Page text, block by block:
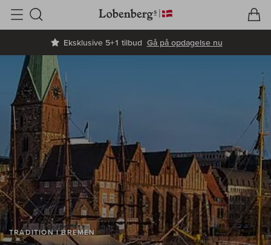
Eksklusive 5+1 tilbud Gå på opdagelse nu
Søg
TRADITION I BREMEN